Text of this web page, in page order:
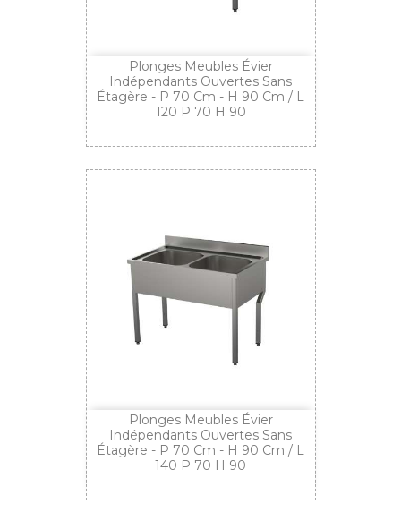
Plonges Meubles Évier
Indépendants Ouvertes Sans
Étagère - P 70 Cm - H 90 Cm / L
120 P 70 H 90
Plonges Meubles Évier
Indépendants Ouvertes Sans
Étagère - P 70 Cm - H 90 Cm / L
140 P 70 H 90